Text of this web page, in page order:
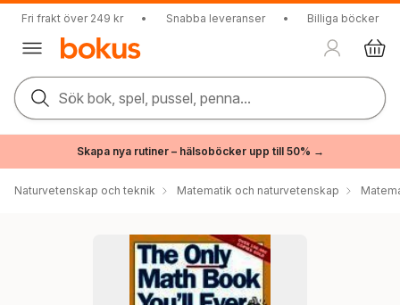
Fri frakt över 249 kr • Snabba leveranser • Billiga böcker
Sök bok, spel, pussel, penna...
Skapa nya rutiner – hälsoböcker upp till 50% →
Naturvetenskap och teknik Matematik och naturvetenskap